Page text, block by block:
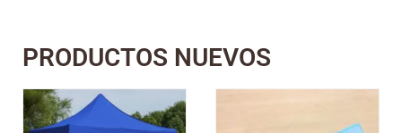
PRODUCTOS NUEVOS